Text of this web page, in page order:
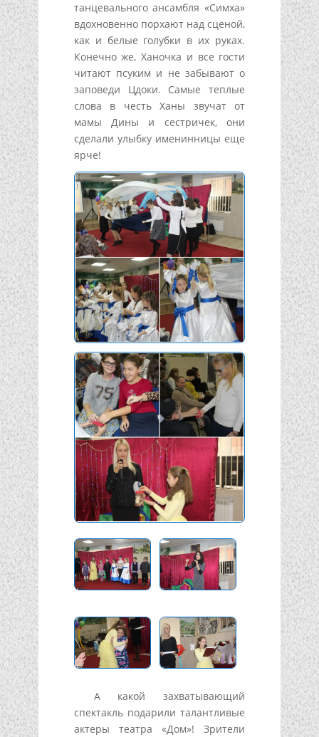
танцевального ансамбля «Симха»
вдохновенно порхают над сценой,
как и белые голубки в их руках.
Конечно же, Ханочка и все гости
читают псуким и не забывают о
заповеди Цдоки. Самые теплые
слова в честь Ханы звучат от
мамы Дины и сестричек, они
сделали улыбку именинницы еще
ярче!
А какой захватывающий
спектакль подарили талантливые
актеры театра «Дом»! Зрители